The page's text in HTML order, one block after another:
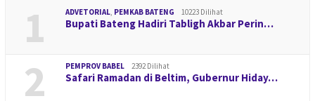
1 ADVETORIAL, PEMKAB BATENG 10223 Dilihat
Bupati Bateng Hadiri Tabligh Akbar Perin…
2 PEMPROV BABEL 2392 Dilihat
Safari Ramadan di Beltim, Gubernur Hiday…